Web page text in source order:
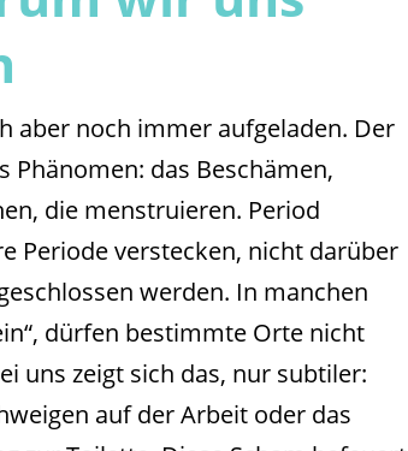
aber noch immer aufgeladen. Der
Phänomen: das Beschämen,
die menstruieren. Period
Periode verstecken, nicht darüber
werden. In manchen
dürfen bestimmte Orte nicht
uns zeigt sich das, nur subtiler:
auf der Arbeit oder das